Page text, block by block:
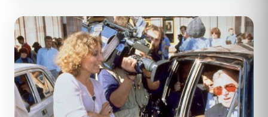
Charles Aznavour en Arménie